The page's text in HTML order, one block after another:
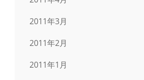
2011年3月
2011年2月
2011年1月